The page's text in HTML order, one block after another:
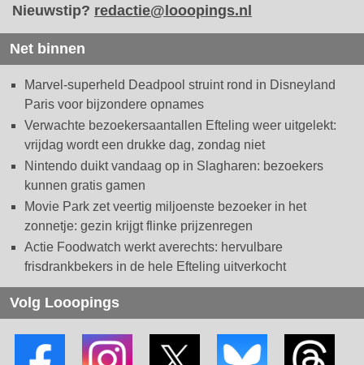
Nieuwstip? redactie@looopings.nl
Net binnen
Marvel-superheld Deadpool struint rond in Disneyland
Paris voor bijzondere opnames
Verwachte bezoekersaantallen Efteling weer uitgelekt:
vrijdag wordt een drukke dag, zondag niet
Nintendo duikt vandaag op in Slagharen: bezoekers
kunnen gratis gamen
Movie Park zet veertig miljoenste bezoeker in het
zonnetje: gezin krijgt flinke prijzenregen
Actie Foodwatch werkt averechts: hervulbare
frisdrankbekers in de hele Efteling uitverkocht
Volg Looopings